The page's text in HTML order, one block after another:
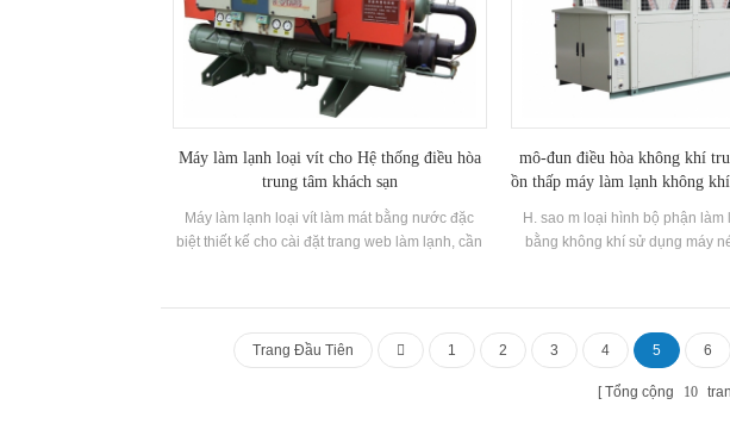
Máy làm lạnh loại vít cho Hệ thống điều hòa
trung tâm khách sạn
Máy làm lạnh loại vít làm mát bằng nước đặc
biệt thiết kế cho cài đặt trang web làm lạnh, cần
lắp đặt trang web để phát triển, thiết kế và sản
xuất hàng loạt gói Máy làm lạnh. Theo yêu cầu
cài đặt dự án khác nhau, chúng tôi có thể thiết
mô-đun điều hòa không khí
ồn thấp máy làm lạnh không
H. sao m loại hình bộ phận làm
bằng không khí sử dụng máy
chất lượng cao , được trang bị
tiếng linh kiện điều khiển điện.
tất cả các loại nơi cung cấp làm
Trang Đầu Tiên 1 2 3 4 5 6
Tổng cộng 10